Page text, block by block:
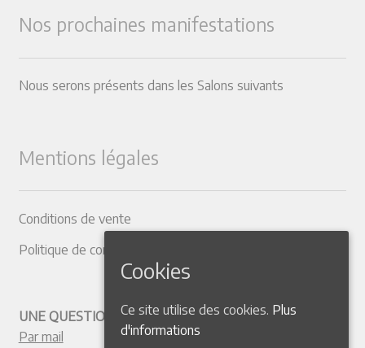
Nos prochaines manifestations
Nous serons présents dans les Salons suivants
Mentions légales
Conditions de vente
Politique de confidentialité
UNE QUESTION ? CONTACTEZ-NOUS
Par mail
Cookies
Ce site utilise des cookies. Plus
d'informations